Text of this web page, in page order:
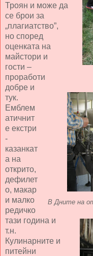
В Дните на
Троян и може да
се брои за
„плагиатство”,
но според
оценката на
майстори и
гости –
проработи
добре и
тук.
Емблем
атичнит
е екстри
-
казанкат
а на
открито,
дефилет
о, макар
и малко
редичко
тази година и
т.н.
Кулинарните и
питейни